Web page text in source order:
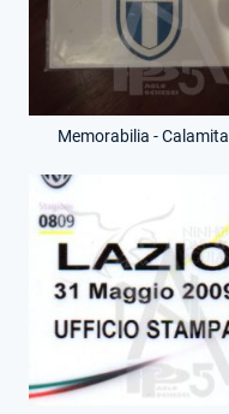
Memorabilia - Calamita